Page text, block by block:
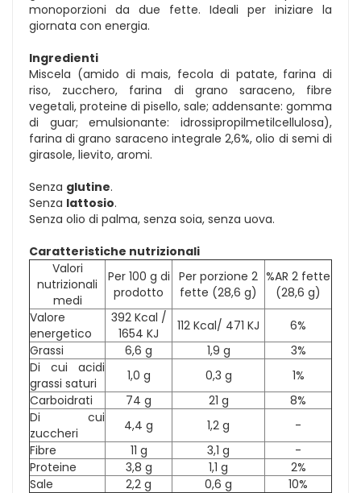
monoporzioni da due fette. Ideali per iniziare la
giornata con energia.
Ingredienti
Miscela (amido di mais, fecola di patate, farina di
riso, zucchero, farina di grano saraceno, fibre
vegetali, proteine di pisello, sale; addensante: gomma
di guar; emulsionante: idrossipropilmetilcellulosa),
farina di grano saraceno integrale 2,6%, olio di semi di
girasole, lievito, aromi.
Senza glutine.
Senza lattosio.
Senza olio di palma, senza soia, senza uova.
Caratteristiche nutrizionali
Valori
nutrizionali
medi
Per 100 g di
prodotto
Per porzione 2
fette (28,6 g)
%AR 2 fette
(28,6 g)
Valore
energetico
392 Kcal /
1654 KJ
112 Kcal/ 471 KJ
6%
Grassi
6,6 g 1,9 g
3%
Di cui acidi
grassi saturi
1,0 g 0,3 g
1%
Carboidrati
74 g 21 g
8%
Di cui
zuccheri
4,4 g 1,2 g
-
Fibre
11 g 3,1 g
-
Proteine
3,8 g 1,1 g
2%
Sale
2,2 g 0,6 g 10%